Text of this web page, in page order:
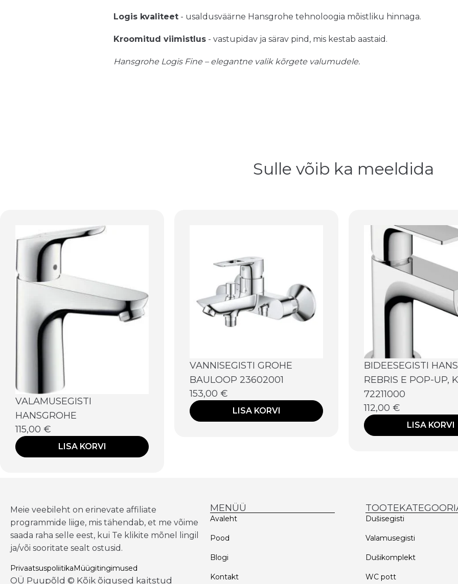
Logis kvaliteet - usaldusväärne Hansgrohe tehnoloogia mõistliku hinnaga.
Kroomitud viimistlus - vastupidav ja särav pind, mis kestab aastaid.
Hansgrohe Logis Fine – elegantne valik kõrgete valumudele.
Sulle võib ka meeldida
VALAMUSEGISTI
HANSGROHE
115,00 €
LISA KORVI
VANNISEGISTI GROHE
BAULOOP 23602001
153,00 €
LISA KORVI
BIDEESEGISTI
REBRIS E POP-UP,
72211000
112,00 €
LISA KORVI
Meie veebileht on erinevate affiliate
programmide liige, mis tähendab, et me võime
saada raha selle eest, kui Te klikite mõnel lingil
ja/või sooritate sealt ostusid.
PrivaatsuspoliitikaMüügitingimused
OÜ Puupõld © Kõik õigused kaitstud
MENÜÜ
Avaleht
Pood
Blogi
Kontakt
Dušisegisti
Valamusegisti
Dušikomplekt
WC pott